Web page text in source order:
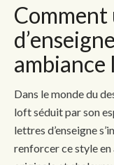
ambiance
Dans le monde du
loft séduit par son
lettres d’enseigne
renforcer ce style